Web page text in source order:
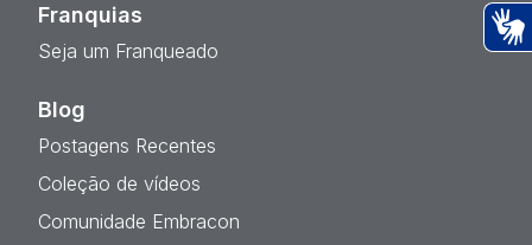
Franquias
Seja um Franqueado
Blog
Postagens Recentes
Coleção de vídeos
Comunidade Embracon